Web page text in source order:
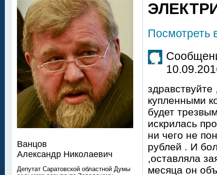
Посмотреть
купленными
будет
искрилась
ни чего не
рублей . И
,оставляла
месяца он
Ванцов
Александр Николаевич
Депутат Саратовской областной Думы